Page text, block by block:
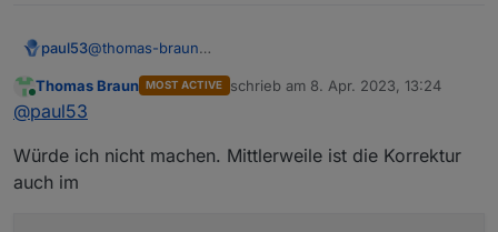
paul53@thomas-braun
(ENOEMPTY, Code 217) hatte, verwende ich diese
type -P nodejs node npm npx && nodejs -v &&
/usr/bin/npm
Online
Thomas Braun MOST ACTIVE schrieb am 8. Apr. 2023, 13:24
zuletzt editiert von
@paul53
Würde ich nicht machen. Mittlerweile ist die Korrektur
auch im